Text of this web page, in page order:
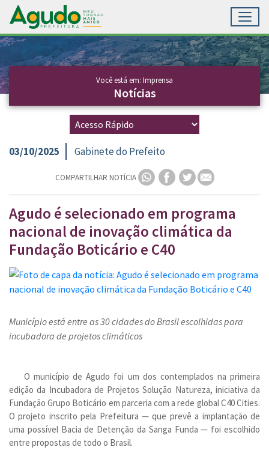
Ir para conteúdo principal
Conteúdo Principal
Você está em: Imprensa
Notícias
03/10/2025 Gabinete do Prefeito
COMPARTILHAR NOTÍCIA
Agudo é selecionado em programa
nacional de inovação climática da
Fundação Boticário e C40
Município está entre as 30 cidades do Brasil escolhidas para
incubadora de projetos climáticos
O município de Agudo foi um dos contemplados na primeira
edição da Incubadora de Projetos Solução Natureza, iniciativa da
Fundação Grupo Boticário em parceria com a rede global C40 Cities.
O projeto inscrito pela Prefeitura — que prevê a implantação de
uma possível Bacia de Detenção da Sanga Funda — foi escolhido
entre propostas de todo o Brasil.